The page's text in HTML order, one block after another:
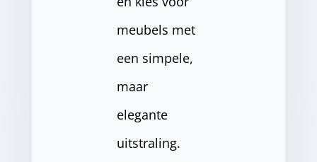
meubels met
een simpele,
maar
elegante
uitstraling.